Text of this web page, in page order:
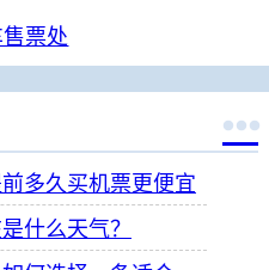
票处

多久买机票更便宜
什么天气？